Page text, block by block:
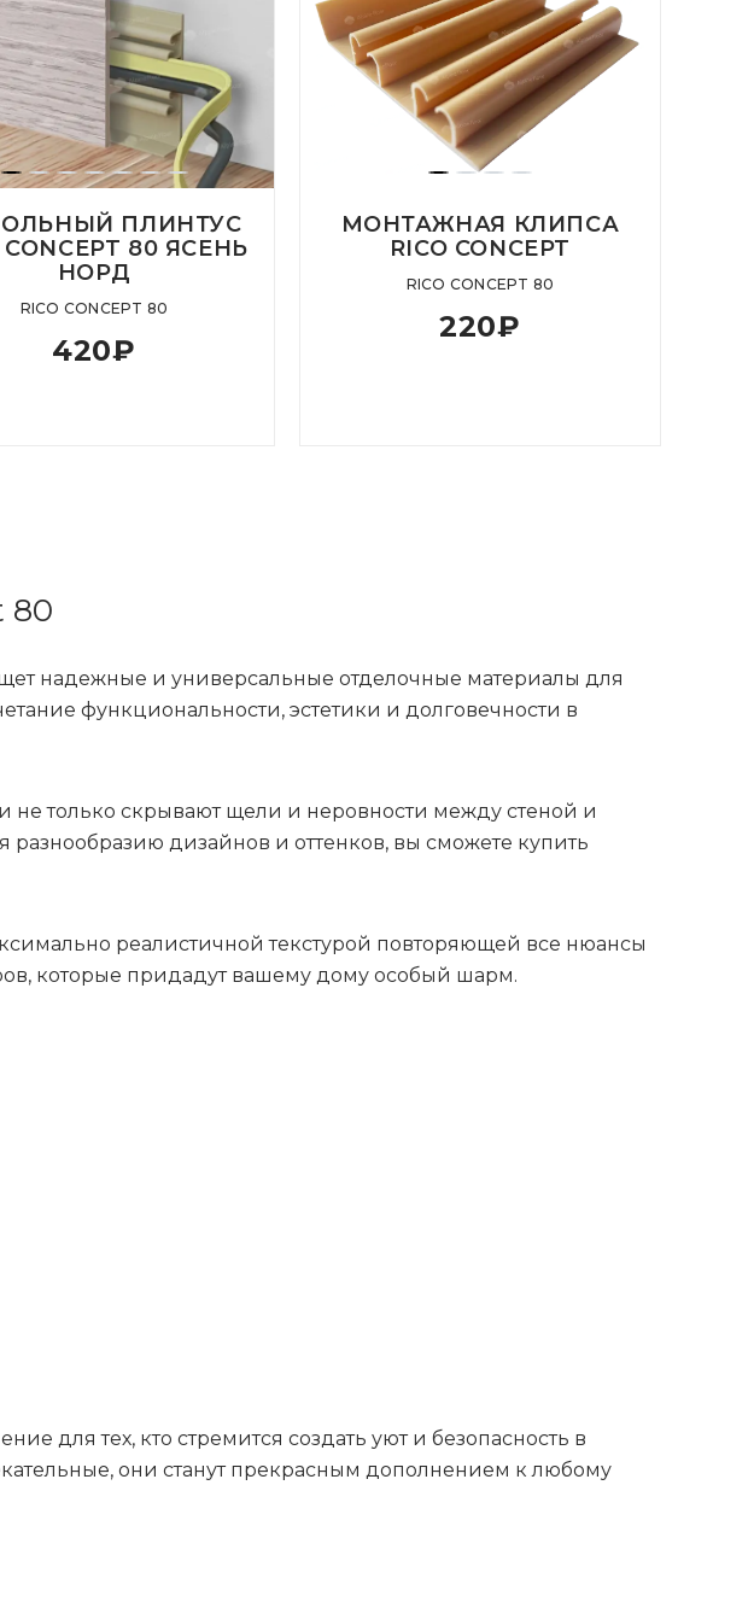
ПЛИНТУС
CONCEPT 80 ЯСЕНЬ
НОРД
RICO CONCEPT 80
420₽
МОНТАЖНАЯ КЛИПСА
RICO CONCEPT
RICO CONCEPT 80
220₽
80
надежные и универсальные отделочные материалы для
функциональности, эстетики и долговечности в
не только скрывают щели и неровности между стеной и
дизайнов и оттенков, вы сможете купить
реалистичной текстурой повторяющей все нюансы
которые придадут вашему дому особый шарм.
для тех, кто стремится создать уют и безопасность в
они станут прекрасным дополнением к любому